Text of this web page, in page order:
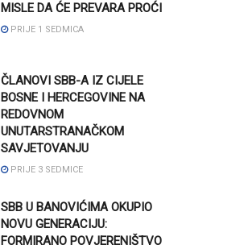
MISLE DA ĆE PREVARA PROĆI
PRIJE 1 SEDMICA
ČLANOVI SBB-A IZ CIJELE
BOSNE I HERCEGOVINE NA
REDOVNOM
UNUTARSTRANAČKOM
SAVJETOVANJU
PRIJE 3 SEDMICE
SBB U BANOVIĆIMA OKUPIO
NOVU GENERACIJU:
FORMIRANO POVJERENIŠTVO